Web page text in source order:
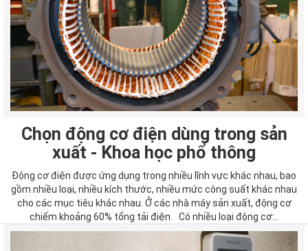
Chọn động cơ điện dùng trong sản
xuất - Khoa học phổ thông
Động cơ điện được ứng dụng trong nhiều lĩnh vực khác nhau, bao
gồm nhiều loại, nhiều kích thước, nhiều mức công suất khác nhau
cho các mục tiêu khác nhau. Ở các nhà máy sản xuất, động cơ
chiếm khoảng 60% tổng tải điện. Có nhiều loại động cơ:..